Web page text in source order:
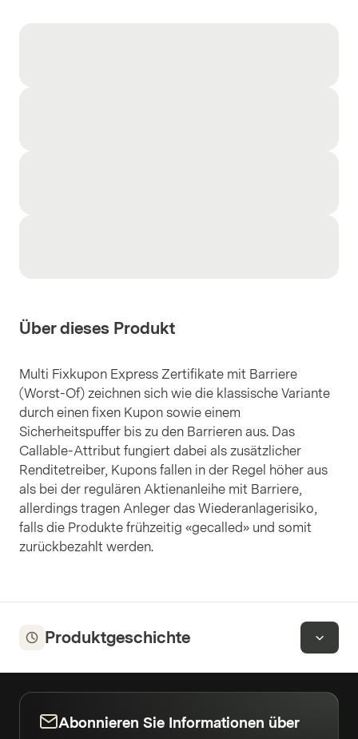
Über dieses Produkt
Multi Fixkupon Express Zertifikate mit Barriere
(Worst-Of) zeichnen sich wie die klassische Variante
durch einen fixen Kupon sowie einem
Sicherheitspuffer bis zu den Barrieren aus. Das
Callable-Attribut fungiert dabei als zusätzlicher
Renditetreiber, Kupons fallen in der Regel höher aus
als bei der regulären Aktienanleihe mit Barriere,
allerdings tragen Anleger das Wiederanlagerisiko,
falls die Produkte frühzeitig «gecalled» und somit
zurückbezahlt werden.
Produktgeschichte
Abonnieren Sie Informationen über